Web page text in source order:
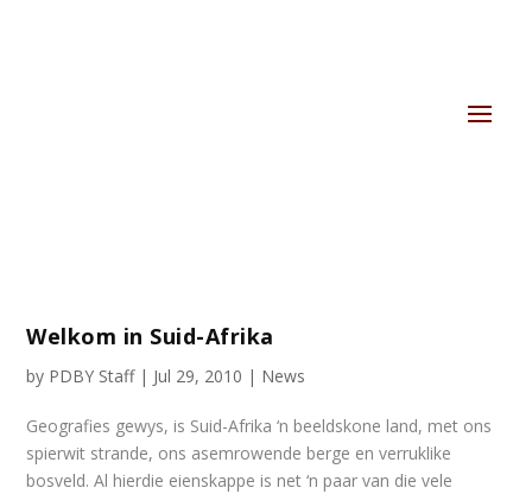
Welkom in Suid-Afrika
by PDBY Staff| Jul 29, 2010 | News
Geografies gewys, is Suid-Afrika ‘n beeldskone land, met ons
spierwit strande, ons asemrowende berge en verruklike
bosveld. Al hierdie eienskappe is net ‘n paar van die vele